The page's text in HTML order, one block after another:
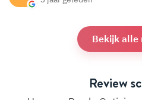
Bekijk alle
Review